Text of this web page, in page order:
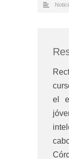
el